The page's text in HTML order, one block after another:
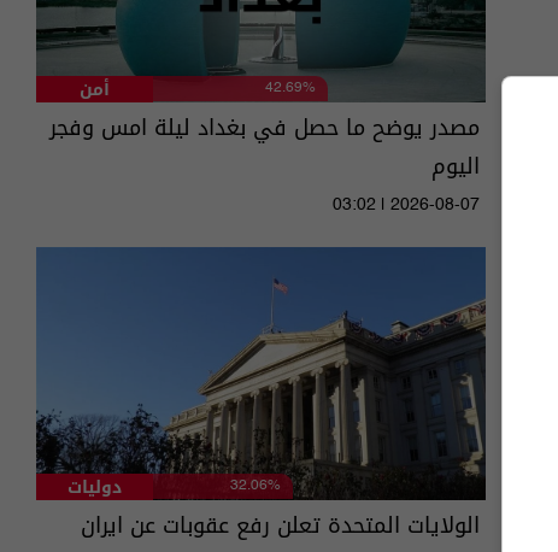
أمن 42.69%
مصدر يوضح ما حصل في بغداد ليلة امس وفجر
اليوم
03:02 | 2026-08-07
دوليات 32.06%
الولايات المتحدة تعلن رفع عقوبات عن ايران